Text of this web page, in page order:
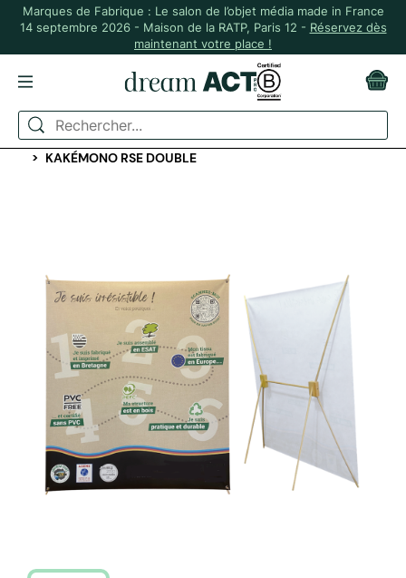
Marques de Fabrique : Le salon de l’objet média made in France
14 septembre 2026 - Maison de la RATP, Paris 12 - Réservez dès
maintenant votre place !
ACCUEIL
ÉVÉNEMENTIEL
COMMUNICATION, FLYERS, PLV
KAKÉMONO RSE DOUBLE